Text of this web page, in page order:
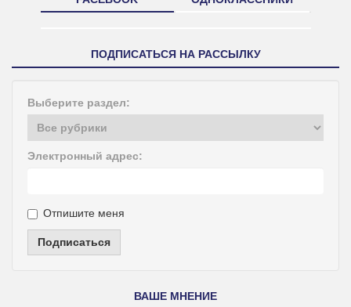
ПОДПИСАТЬСЯ НА РАССЫЛКУ
Выберите раздел:
Электронный адрес:
Отпишите меня
Подписаться
ВАШЕ МНЕНИЕ